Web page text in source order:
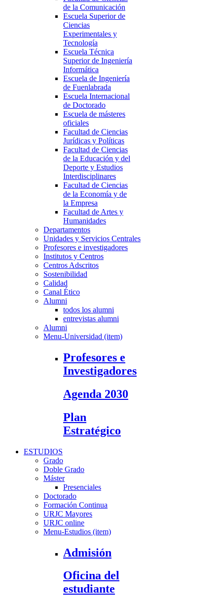
de la Comunicación
Escuela Superior de
Ciencias
Experimentales y
Tecnología
Escuela Técnica
Superior de Ingeniería
Informática
Escuela de Ingeniería
de Fuenlabrada
Escuela Internacional
de Doctorado
Escuela de másteres
oficiales
Facultad de Ciencias
Jurídicas y Políticas
Facultad de Ciencias
de la Educación y del
Deporte y Estudios
Interdisciplinares
Facultad de Ciencias
de la Economía y de
la Empresa
Facultad de Artes y
Humanidades
Departamentos
Unidades y Servicios Centrales
Profesores e investigadores
Institutos y Centros
Centros Adscritos
Sostenibilidad
Calidad
Canal Ético
Alumni
todos los alumni
entrevistas alumni
Alumni
Menu-Universidad (item)
Profesores e
Investigadores
Agenda 2030
Plan
Estratégico
ESTUDIOS
Grado
Doble Grado
Máster
Presenciales
Doctorado
Formación Continua
URJC Mayores
URJC online
Menu-Estudios (item)
Admisión
Oficina del
estudiante